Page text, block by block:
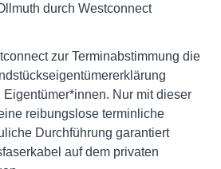
durch Westconnect
zur Terminabstimmung die
Nur mit dieser
reibungslose terminliche
Durchführung garantiert
auf dem privaten